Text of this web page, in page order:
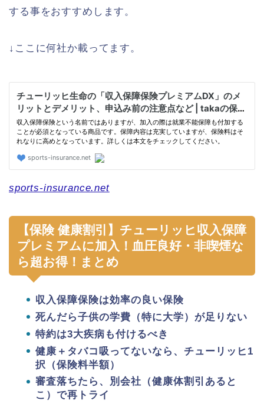
する事をおすすめします。
↓ここに何社か載ってます。
sports-insurance.net
【保険 健康割引】チューリッヒ収入保障
プレミアムに加入！血圧良好・非喫煙な
ら超お得！まとめ
収入保障保険は効率の良い保険
死んだら子供の学費（特に大学）が足りない
特約は3大疾病も付けるべき
健康＋タバコ吸ってないなら、チューリッヒ1
択（保険料半額）
審査落ちたら、別会社（健康体割引あると
こ）で再トライ